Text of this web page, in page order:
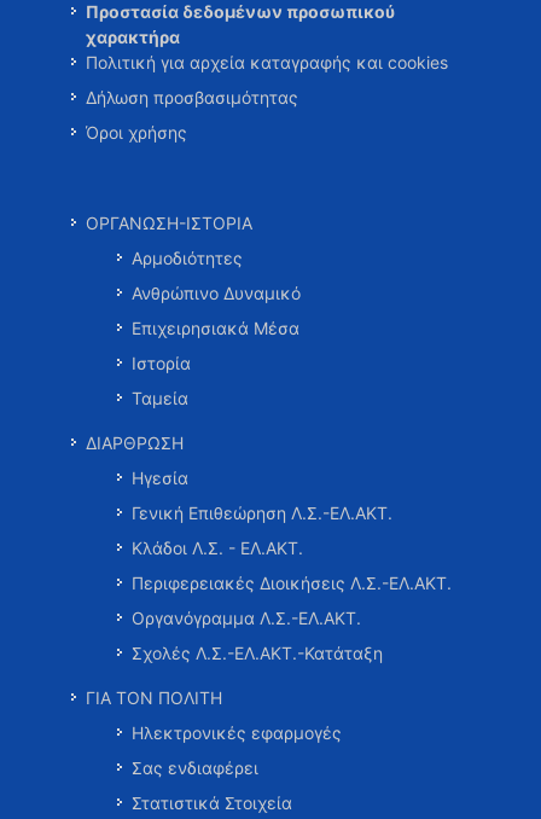
Προστασία δεδομένων προσωπικού
χαρακτήρα
Πολιτική για αρχεία καταγραφής και cookies
Δήλωση προσβασιμότητας
Όροι χρήσης
ΟΡΓΑΝΩΣΗ-ΙΣΤΟΡΙΑ
Αρμοδιότητες
Ανθρώπινο Δυναμικό
Επιχειρησιακά Μέσα
Ιστορία
Ταμεία
ΔΙΑΡΘΡΩΣΗ
Ηγεσία
Γενική Επιθεώρηση Λ.Σ.-ΕΛ.ΑΚΤ.
Κλάδοι Λ.Σ. - ΕΛ.ΑΚΤ.
Περιφερειακές Διοικήσεις Λ.Σ.-ΕΛ.ΑΚΤ.
Οργανόγραμμα Λ.Σ.-ΕΛ.ΑΚΤ.
Σχολές Λ.Σ.-ΕΛ.ΑΚΤ.-Κατάταξη
ΓΙΑ ΤΟΝ ΠΟΛΙΤΗ
Ηλεκτρονικές εφαρμογές
Σας ενδιαφέρει
Στατιστικά Στοιχεία